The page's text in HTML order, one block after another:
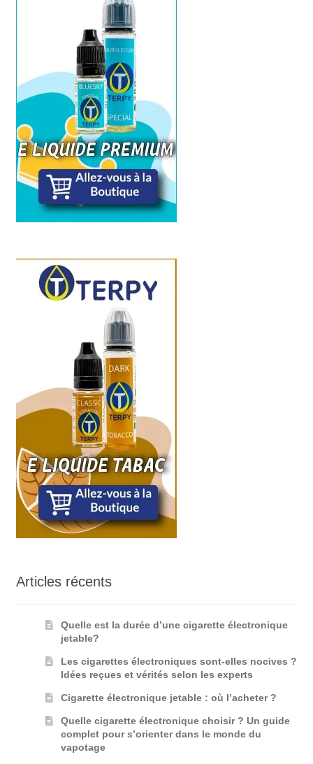
Articles récents
Quelle est la durée d’une cigarette électronique
jetable?
Les cigarettes électroniques sont-elles nocives ?
Idées reçues et vérités selon les experts
Cigarette électronique jetable : où l’acheter ?
Quelle cigarette électronique choisir ? Un guide
complet pour s’orienter dans le monde du
vapotage